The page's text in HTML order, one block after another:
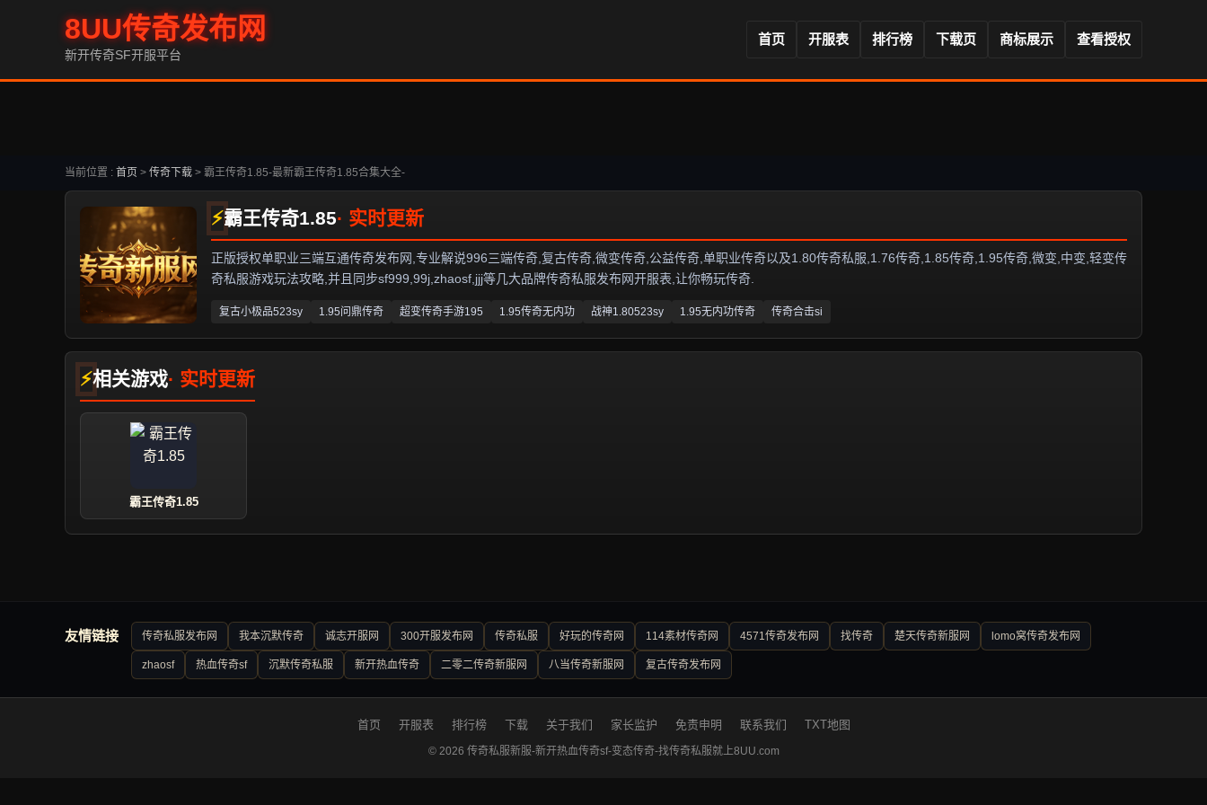
8UU传奇发布网
新开传奇SF开服平台
首页 开服表 排行榜 下载页 商标展示 查看授权
当前位置 : 首页 > 传奇下载 > 霸王传奇1.85-最新霸王传奇1.85合集大全-
霸王传奇1.85
正版授权单职业三端互通传奇发布网,专业解说996三端传奇,复古传奇,微变传奇,公益传奇,单职业传奇以及1.80传奇私服,1.76传奇,1.85传奇,1.95传奇,微变,中变,轻变传
奇私服游戏玩法攻略,并且同步sf999,99j,zhaosf,jjj等几大品牌传奇私服发布网开服表,让你畅玩传奇.
复古小极品523sy 1.95问鼎传奇 超变传奇手游195 1.95传奇无内功 战神1.80523sy 1.95无内功传奇 传奇合击si
相关游戏
霸王传奇1.85
友情链接 传奇私服发布网 我本沉默传奇 诚志开服网 300开服发布网 传奇私服 好玩的传奇网 114素材传奇网 4571传奇发布网 找传奇 楚天传奇新服网 lomo窝传奇发布网
zhaosf 热血传奇sf 沉默传奇私服 新开热血传奇 二零二传奇新服网 八当传奇新服网 复古传奇发布网
首页 开服表 排行榜 下载 关于我们 家长监护 免责申明 联系我们 TXT地图
© 2026 传奇私服新服-新开热血传奇sf-变态传奇-找传奇私服就上8UU.com